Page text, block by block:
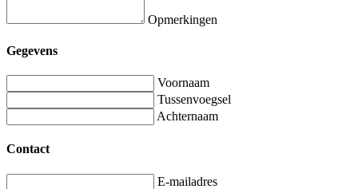
Opmerkingen
Gegevens
Voornaam
Tussenvoegsel
Achternaam
Contact
E-mailadres